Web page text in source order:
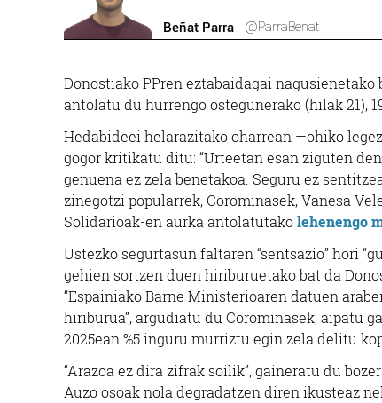
Beñat Parra @ParraBenat
Donostiako PPren eztabaidagai
antolatu du hurrengo ostegunerako (hilak 21),
Hedabideei helarazitako oharrean —ohiko
gogor kritikatu ditu: “Urteetan esan ziguten
genuena ez zela benetakoa. Seguru ez
zinegotzi popularrek, Corominasek, Vanesa
Solidarioak-en aurka antolatutakolehenengo
Ustezko segurtasun faltaren “sentsazio” hori
gehien sortzen duen hiriburuetako bat da
“Espainiako Barne Ministerioaren datuen
hiriburua”, argudiatu du Corominasek, aipatu
2025ean %5 inguru murriztu egin zela delitu
“Arazoa ez dira zifrak soilik”, gaineratu du
Auzo osoak nola degradatzen diren ikusteaz